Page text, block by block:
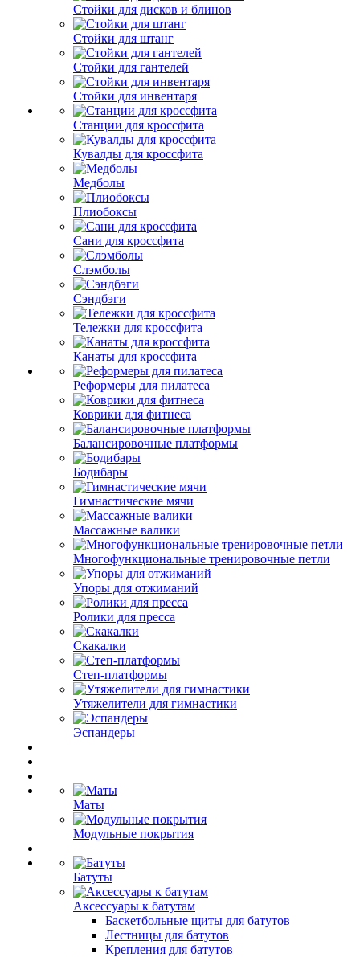
Стойки для дисков и блинов
Стойки для штанг
Стойки для гантелей
Стойки для инвентаря
Станции для кроссфита
Кувалды для кроссфита
Медболы
Плиобоксы
Сани для кроссфита
Слэмболы
Сэндбэги
Тележки для кроссфита
Канаты для кроссфита
Реформеры для пилатеса
Коврики для фитнеса
Балансировочные платформы
Бодибары
Гимнастические мячи
Массажные валики
Многофункциональные тренировочные петли
Упоры для отжиманий
Ролики для пресса
Скакалки
Степ-платформы
Утяжелители для гимнастики
Эспандеры
Маты
Модульные покрытия
Батуты
Аксессуары к батутам
Баскетбольные щиты для батутов
Лестницы для батутов
Крепления для батутов